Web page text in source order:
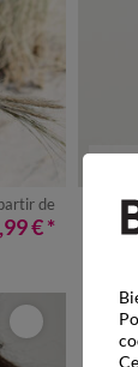
56 de
€*